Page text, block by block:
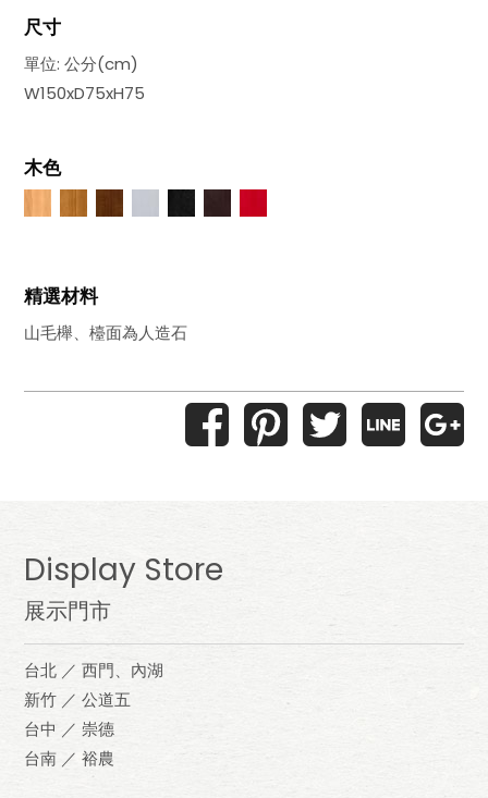
尺寸
單位: 公分(cm)
W150xD75xH75
木色
精選材料
山毛櫸、檯面為人造石
Display Store
展示門市
台北 ／ 西門、內湖
新竹 ／ 公道五
台中 ／ 崇德
台南 ／ 裕農